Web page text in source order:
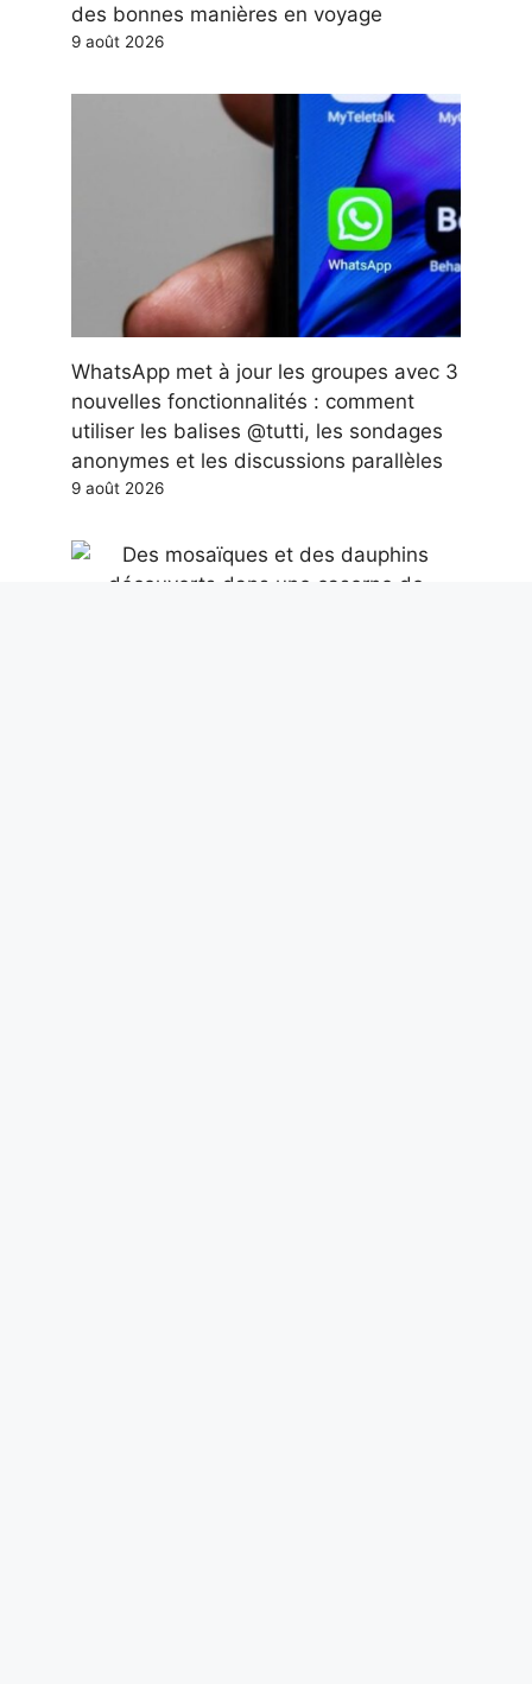
des bonnes manières en voyage
9 août 2026
WhatsApp met à jour les groupes avec 3
nouvelles fonctionnalités : comment
utiliser les balises @tutti, les sondages
anonymes et les discussions parallèles
9 août 2026